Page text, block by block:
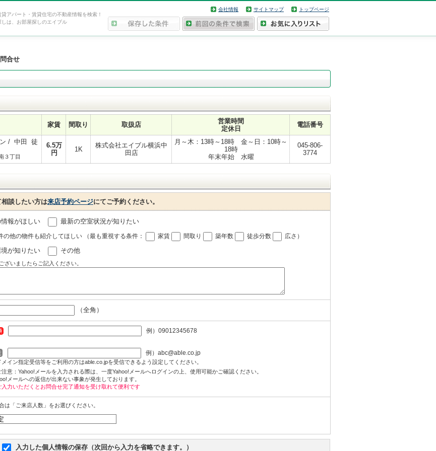
アパート・賃貸住宅の不動産情報を検索！
は、お部屋探しのエイブル
会社情報 サイトマップ トップページ
合せ
家賃 間取り 取扱店
営業時間
定休日
電話番号
ン / 中田 徒
３丁目
6.5万
円
1K
株式会社エイブル横浜中
田店
月～木：13時～18時 金～日：10時～
18時
年末年始 水曜
045-806-
3774
談したい方は来店予約ページにてご予約ください。
報がほしい 最新の空室状況が知りたい
の他の物件も紹介してほしい （最も重視する条件： 家賃 間取り 築年数 徒歩分数 広さ ）
が知りたい その他
ざいましたらご記入ください。
（全角）
例）09012345678
例）abc@able.co.jp
イン指定受信等をご利用の方はable.co.jpを受信できるよう設定してください。
意：Yahoo!メールを入力される際は、一度Yahoo!メールへログインの上、使用可能かご確認ください。
メールへの返信が出来ない事象が発生しております。
力いただくとお問合せ完了通知を受け取れて便利です
は「ご来店人数」をお選びください。
入力した個人情報の保存（次回から入力を省略できます。）